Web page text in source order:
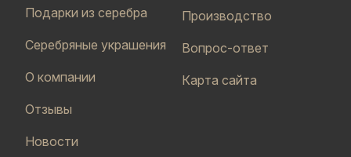
Подарки из серебра
Серебряные украшения
О компании
Отзывы
Новости
Производство
Вопрос-ответ
Карта сайта